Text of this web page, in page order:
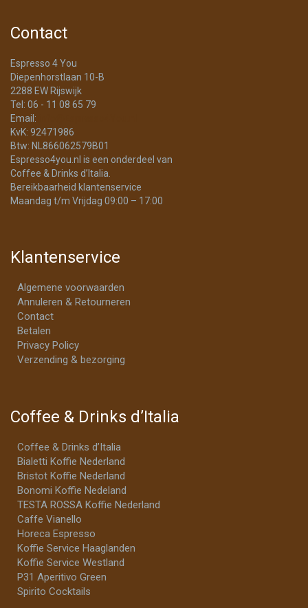
Contact
Espresso 4 You
Diepenhorstlaan 10-B
2288 EW Rijswijk
Tel: 06 - 11 08 65 79
Email:
KvK: 92471986
Btw: NL866062579B01
Espresso4you.nl is een onderdeel van
Coffee & Drinks d’Italia.
Bereikbaarheid klantenservice
Maandag t/m Vrijdag 09:00 – 17:00
Klantenservice
Algemene voorwaarden
Annuleren & Retourneren
Contact
Betalen
Privacy Policy
Verzending & bezorging
Coffee & Drinks d’Italia
Coffee & Drinks d’Italia
Bialetti Koffie Nederland
Bristot Koffie Nederland
Bonomi Koffie Nedeland
TESTA ROSSA Koffie Nederland
Caffe Vianello
Horeca Espresso
Koffie Service Haaglanden
Koffie Service Westland
P31 Aperitivo Green
Spirito Cocktails